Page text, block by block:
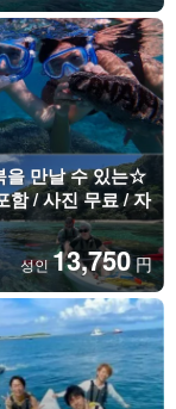
을 만날 수 있는☆
함 / 사진 무료 / 자
성인13,750 円